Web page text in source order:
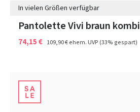
In vielen Größen verfügbar
Pantolette Vivi braun kombi
74,15 € 109,90 €ehem. UVP(33% gespart)